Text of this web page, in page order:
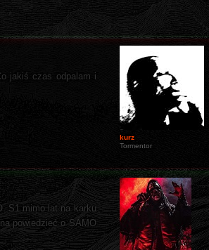
kurz
Tormentor
jakiś czas odpalam i
S1 mimo lat na karku
powiedzieć o SAMO